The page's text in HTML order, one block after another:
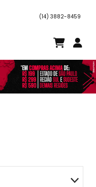
(14) 3882-8459